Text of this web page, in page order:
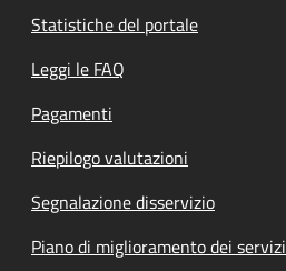
Statistiche del portale
Leggi le FAQ
Pagamenti
Riepilogo valutazioni
Segnalazione disservizio
Piano di miglioramento dei servizi